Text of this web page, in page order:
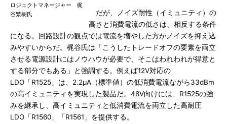
ロジェクトマネージャー 梶
谷繁樹氏
だが、ノイズ耐性（イミュニティ）の
高さと消費電流の低さは、相反する条件
になる。回路設計の観点では電流を増やした方がノイズを抑え込
みやすいからだ。梶谷氏は「こうしたトレードオフの要素を両立
させる電源設計にはノウハウが必要で、そこはわれわれが得意と
する部分でもある」と強調する。例えば12V対応の
LDO「R1525」は、2.2μA（標準値）の低消費電流ながら33dBm
の高イミュニティを実現した製品だ。48V向けには、R1525の強
みを継承し、高イミュニティと低消費電流を両立した高耐圧
LDO「R1560」「R1561」を提供する。